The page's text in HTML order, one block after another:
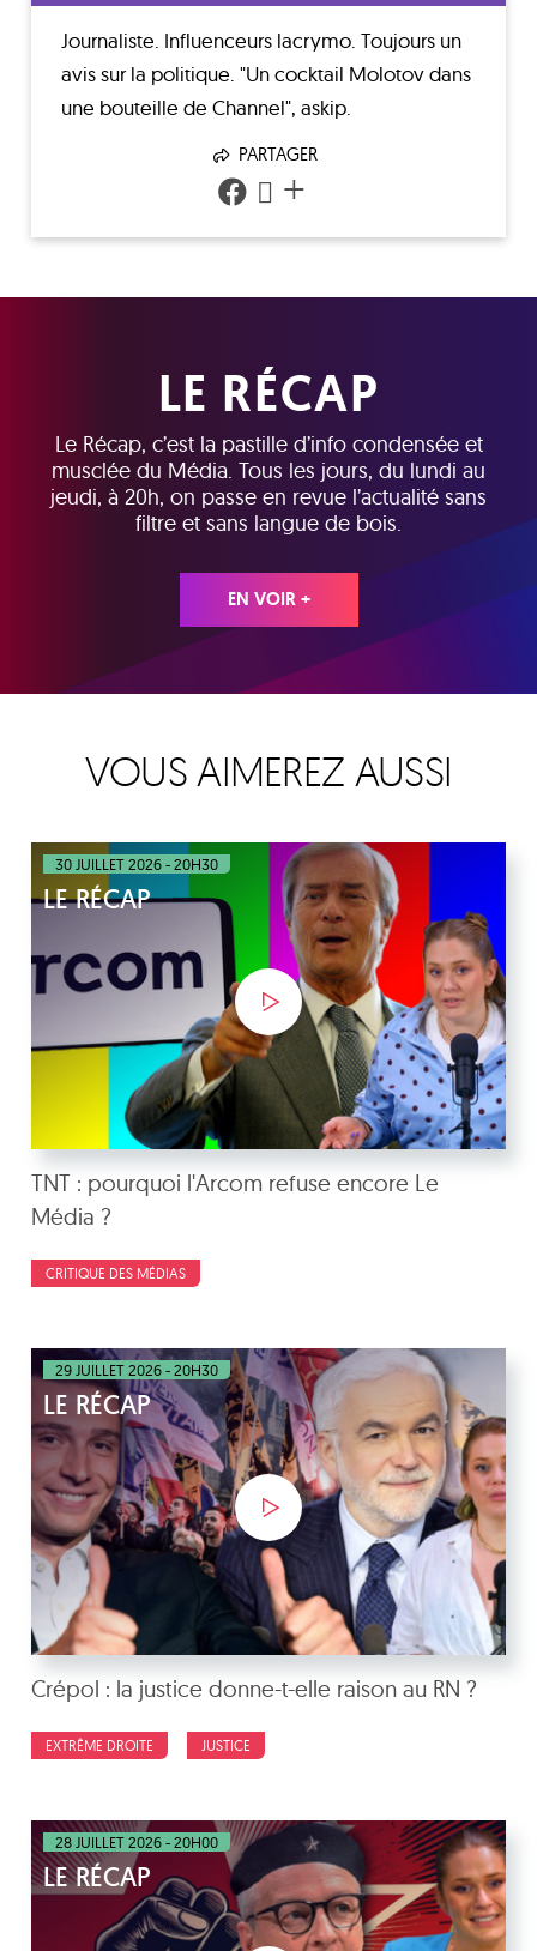
Journaliste. Influenceurs lacrymo. Toujours un
avis sur la politique. "Un cocktail Molotov dans
une bouteille de Channel", askip.
PARTAGER
+
LE RÉCAP
Le Récap, c’est la pastille d’info condensée et
musclée du Média. Tous les jours, du lundi au
jeudi, à 20h, on passe en revue l’actualité sans
filtre et sans langue de bois.
EN VOIR +
VOUS AIMEREZ AUSSI
30 JUILLET 2026 - 20H30
LE RÉCAP
TNT : pourquoi l'Arcom refuse encore Le
Média ?
CRITIQUE DES MÉDIAS
29 JUILLET 2026 - 20H30
LE RÉCAP
Crépol : la justice donne-t-elle raison au RN ?
EXTRÊME DROITE JUSTICE
28 JUILLET 2026 - 20H00
LE RÉCAP